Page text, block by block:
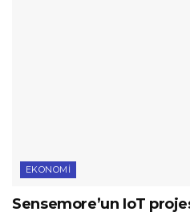
EKONOMI
Sensemore’un IoT